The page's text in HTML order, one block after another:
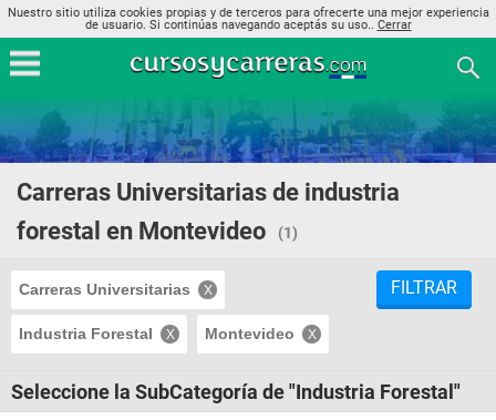
Nuestro sitio utiliza cookies propias y de terceros para ofrecerte una mejor experiencia
de usuario. Si continúas navegando aceptás su uso.. Cerrar
Carreras Universitarias de industria
forestal en Montevideo
(1)
Carreras Universitarias
Industria Forestal Montevideo
FILTRAR
Seleccione la SubCategoría de "Industria Forestal"